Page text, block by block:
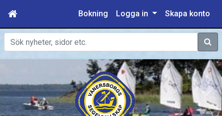
Bokning Logga in Skapa konto
Sök